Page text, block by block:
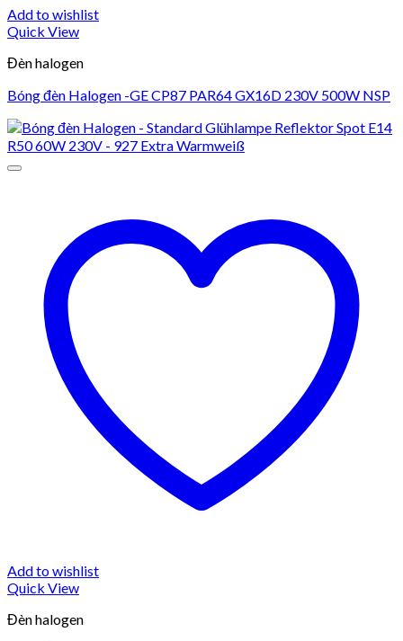
Add to wishlist
Quick View
Đèn halogen
Bóng đèn Halogen -GE CP87 PAR64 GX16D 230V 500W NSP
Add to wishlist
Quick View
Đèn halogen